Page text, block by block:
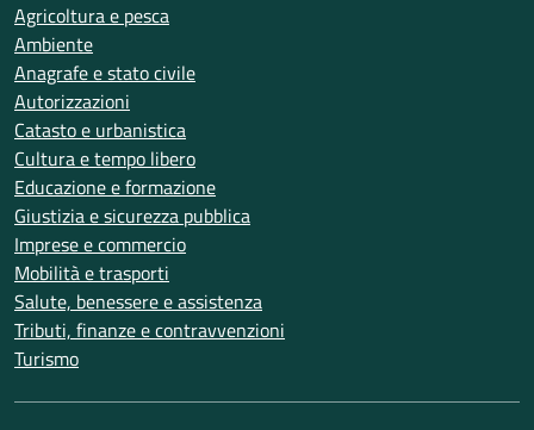
Agricoltura e pesca
Ambiente
Anagrafe e stato civile
Autorizzazioni
Catasto e urbanistica
Cultura e tempo libero
Educazione e formazione
Giustizia e sicurezza pubblica
Imprese e commercio
Mobilità e trasporti
Salute, benessere e assistenza
Tributi, finanze e contravvenzioni
Turismo